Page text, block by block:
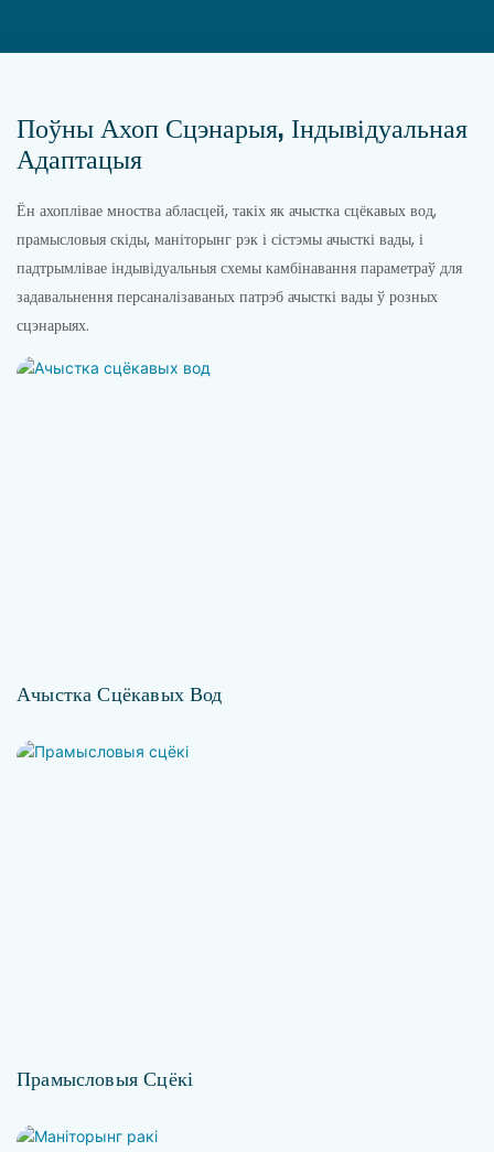
Поўны Ахоп Сцэнарыя, Індывідуальная
Адаптацыя
Ён ахоплівае мноства абласцей, такіх як ачыстка сцёкавых вод,
прамысловыя скіды, маніторынг рэк і сістэмы ачысткі вады, і
падтрымлівае індывідуальныя схемы камбінавання параметраў для
задавальнення персаналізаваных патрэб ачысткі вады ў розных
сцэнарыях.
Ачыстка Сцёкавых Вод
Прамысловыя Сцёкі